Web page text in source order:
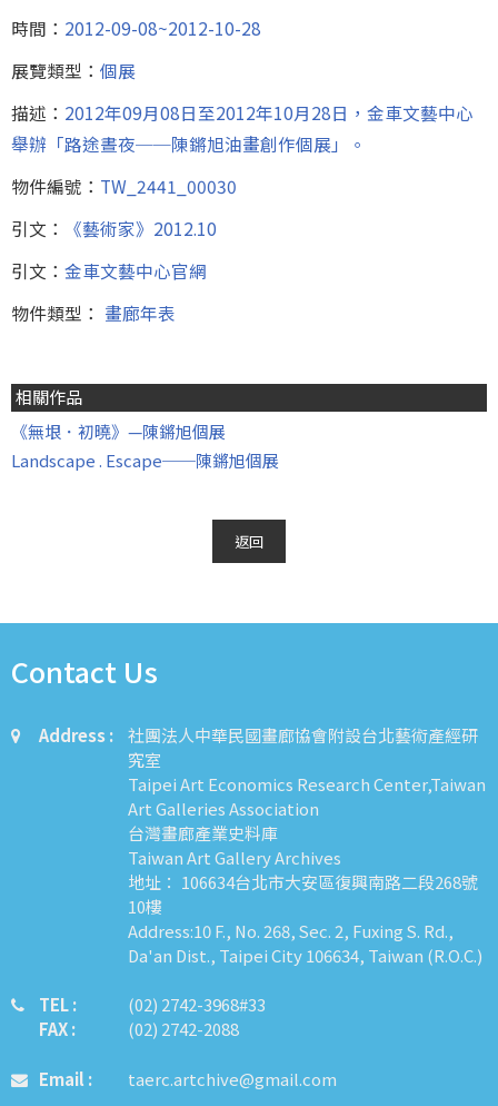
時間： 2012-09-08~2012-10-28
展覽類型： 個展
描述： 2012年09月08日至2012年10月28日，金車文藝中心
舉辦「路途晝夜──陳鏘旭油畫創作個展」。
物件編號： TW_2441_00030
引文：
《藝術家》2012.10
引文： 金車文藝中心官網
物件類型： 畫廊年表
相關作品
《無垠．初曉》—陳鏘旭個展
Landscape . Escape──陳鏘旭個展
返回
Contact Us
Address :
社團法人中華民國畫廊協會附設台北藝術產經研
究室
Taipei Art Economics Research Center,Taiwan
Art Galleries Association
台灣畫廊產業史料庫
Taiwan Art Gallery Archives
地址： 106634台北市大安區復興南路二段268號
10樓
Address:10 F., No. 268, Sec. 2, Fuxing S. Rd.,
Da'an Dist., Taipei City 106634, Taiwan (R.O.C.)
TEL :
FAX :
​​​​(02) 2742-3968#33
(02) 2742-2088
Email : taerc.artchive@gmail.com